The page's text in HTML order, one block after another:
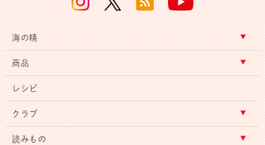
海の精
商品
レシピ
クラブ
読みもの